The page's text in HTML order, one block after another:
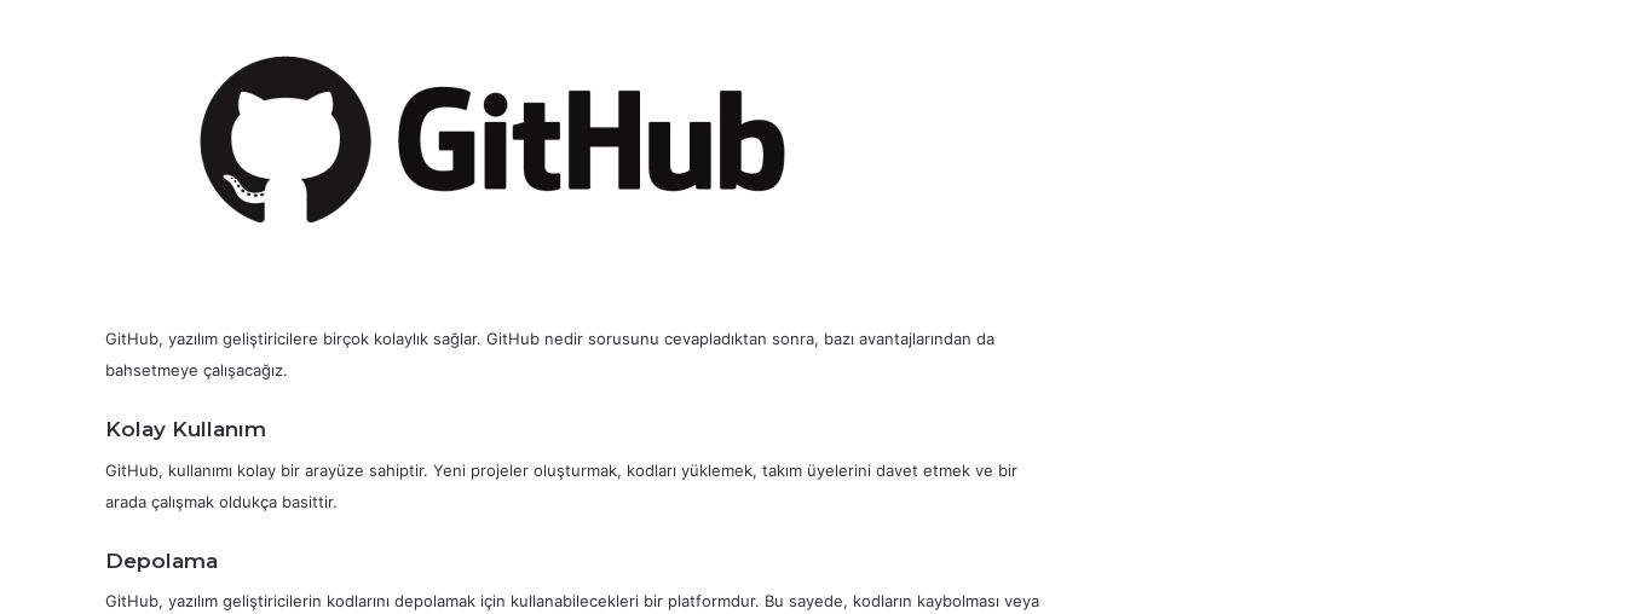
GitHub, yazılım geliştiricilere birçok kolaylık sağlar. GitHub nedir sorusunu cevapladıktan sonra, bazı avantajlarından da
bahsetmeye çalışacağız.
Kolay Kullanım
GitHub, kullanımı kolay bir arayüze sahiptir. Yeni projeler oluşturmak, kodları yüklemek, takım üyelerini davet etmek ve bir
arada çalışmak oldukça basittir.
Depolama
GitHub, yazılım geliştiricilerin kodlarını depolamak için kullanabilecekleri bir platformdur. Bu sayede, kodların kaybolması veya